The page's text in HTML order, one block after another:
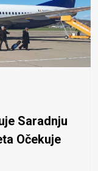
Saradnju
Očekuje